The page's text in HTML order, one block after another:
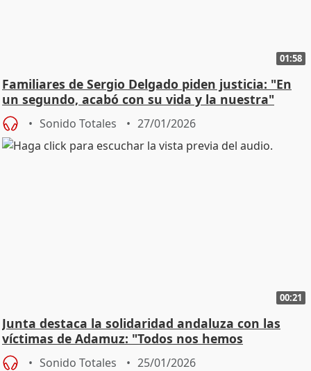
01:58
Familiares de Sergio Delgado piden justicia: "En
un segundo, acabó con su vida y la nuestra"
Sonido Totales 27/01/2026
00:21
Junta destaca la solidaridad andaluza con las
víctimas de Adamuz: "Todos nos hemos
implicado"
Sonido Totales 25/01/2026